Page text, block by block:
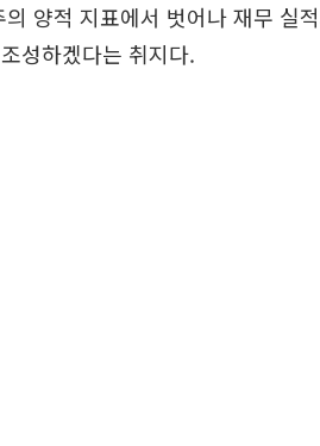
양적 지표에서 벗어나 재무 실
성하겠다는 취지다.